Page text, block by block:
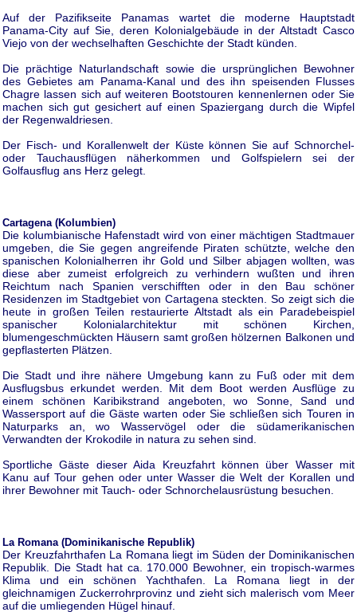
Auf der Pazifikseite Panamas wartet die moderne Hauptstadt
Panama-City auf Sie, deren Kolonialgebäude in der Altstadt Casco
Viejo von der wechselhaften Geschichte der Stadt künden.
Die prächtige Naturlandschaft sowie die ursprünglichen Bewohner
des Gebietes am Panama-Kanal und des ihn speisenden Flusses
Chagre lassen sich auf weiteren Bootstouren kennenlernen oder Sie
machen sich gut gesichert auf einen Spaziergang durch die Wipfel
der Regenwaldriesen.
Der Fisch- und Korallenwelt der Küste können Sie auf Schnorchel-
oder Tauchausflügen näherkommen und Golfspielern sei der
Golfausflug ans Herz gelegt.
Cartagena (Kolumbien)
Die kolumbianische Hafenstadt wird von einer mächtigen Stadtmauer
umgeben, die Sie gegen angreifende Piraten schützte, welche den
spanischen Kolonialherren ihr Gold und Silber abjagen wollten, was
diese aber zumeist erfolgreich zu verhindern wußten und ihren
Reichtum nach Spanien verschifften oder in den Bau schöner
Residenzen im Stadtgebiet von Cartagena steckten. So zeigt sich die
heute in großen Teilen restaurierte Altstadt als ein Paradebeispiel
spanischer Kolonialarchitektur mit schönen Kirchen,
blumengeschmückten Häusern samt großen hölzernen Balkonen und
gepflasterten Plätzen.
Die Stadt und ihre nähere Umgebung kann zu Fuß oder mit dem
Ausflugsbus erkundet werden. Mit dem Boot werden Ausflüge zu
einem schönen Karibikstrand angeboten, wo Sonne, Sand und
Wassersport auf die Gäste warten oder Sie schließen sich Touren in
Naturparks an, wo Wasservögel oder die südamerikanischen
Verwandten der Krokodile in natura zu sehen sind.
Sportliche Gäste dieser Aida Kreuzfahrt können über Wasser mit
Kanu auf Tour gehen oder unter Wasser die Welt der Korallen und
ihrer Bewohner mit Tauch- oder Schnorchelausrüstung besuchen.
La Romana (Dominikanische Republik)
Der Kreuzfahrthafen La Romana liegt im Süden der Dominikanischen
Republik. Die Stadt hat ca. 170.000 Bewohner, ein tropisch-warmes
Klima und ein schönen Yachthafen. La Romana liegt in der
gleichnamigen Zuckerrohrprovinz und zieht sich malerisch vom Meer
auf die umliegenden Hügel hinauf.